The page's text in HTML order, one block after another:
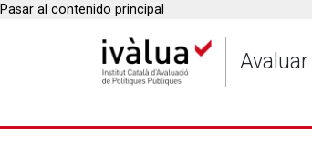
Pasar al contenido principal